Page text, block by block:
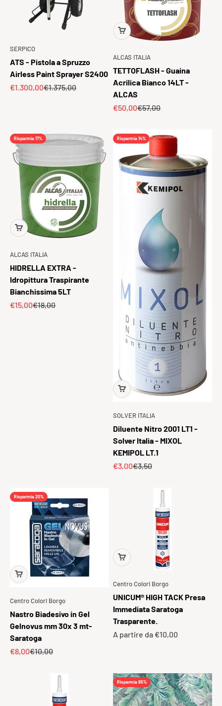
SERPICO
ATS - Pistola a Spruzzo
Airless Paint Sprayer S2400
Prezzo scontato
€1.300,00Prezzo
€1.375,00
ALCAS ITALIA
TETTOFLASH - Guaina
Acrilica Bianco 14LT -
ALCAS
Prezzo scontato
€50,00Prezzo
€57,00
Risparmia 17%
ALCAS ITALIA
HIDRELLA EXTRA -
Idropittura Traspirante
Bianchissima 5LT
Prezzo scontato
€15,00Prezzo
€18,00
Risparmia 14%
SOLVER ITALIA
Diluente Nitro 2001 LT1 -
Solver Italia - MIXOL
KEMIPOL LT.1
Prezzo scontato
€3,00Prezzo
€3,50
Risparmia 20%
Centro Colori Borgo
Nastro Biadesivo in Gel
Gelnovus mm 30x 3 mt-
Saratoga
Prezzo scontato
€8,00Prezzo
€10,00
Centro Colori Borgo
UNICUM® HIGH TACK Presa
Immediata Saratoga
Trasparente.
Prezzo scontato
A partire da €10,00
Risparmia 85%